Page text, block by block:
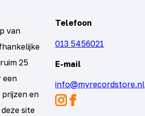
van
25
een
en
site
Telefoon
013 5456021
E-mail
info@myrecordstore.nl